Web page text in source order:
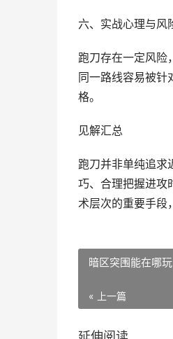
六、实战心理与风
跑刀存在一定风险
同一路线容易被针
格。
见解汇总
跑刀并非单纯追求
巧、合理把握进攻
术层次的重要手段
暗区突围能在哪玩
« 上一篇